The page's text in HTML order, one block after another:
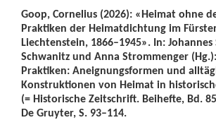
Goop, Cornelius (2026): «Heimat ohne
Praktiken der Heimatdichtung im
Liechtenstein, 1866–1945». In:
Schwanitz und Anna Strommenger
Praktiken: Aneignungsformen und
Konstruktionen von Heimat in
(= Historische Zeitschrift. Beihefte, Bd.
De Gruyter, S. 93–114.